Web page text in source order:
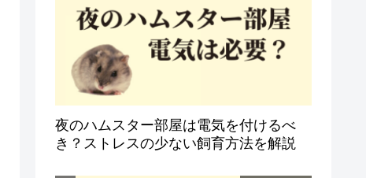
夜のハムスター部屋は電気を付けるべ
き？ストレスの少ない飼育方法を解説